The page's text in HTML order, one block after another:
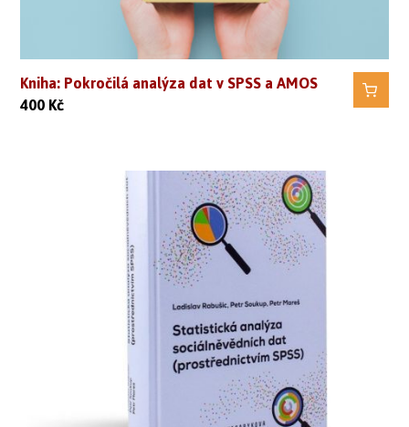
Kniha: Pokročilá analýza dat v SPSS a AMOS
400Kč